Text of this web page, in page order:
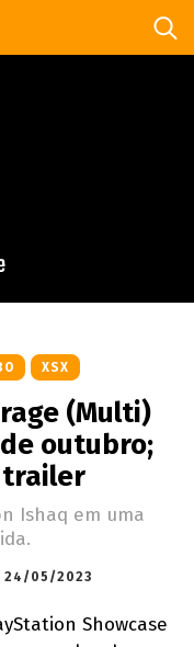
XSX
(Multi)
outubro;
trailer
Ishaq em uma
24/05/2023
Showcase